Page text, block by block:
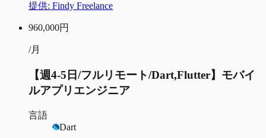
提供: Findy Freelance
960,000円
/月
【週4-5日/フルリモート/Dart,Flutter】モバイ
ルアプリエンジニア
言語
Dart